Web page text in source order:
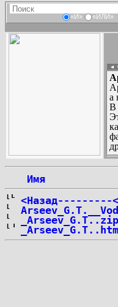
«И» «ИЛИ»
◄
а
В
Имя
<Назад---------<
_Arseev_G.T..zip